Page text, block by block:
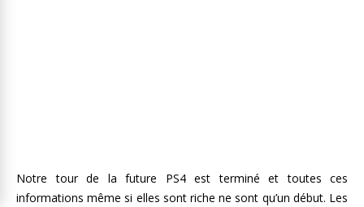
Notre tour de la future PS4 est terminé et toutes ces
informations même si elles sont riche ne sont qu’un début. Les